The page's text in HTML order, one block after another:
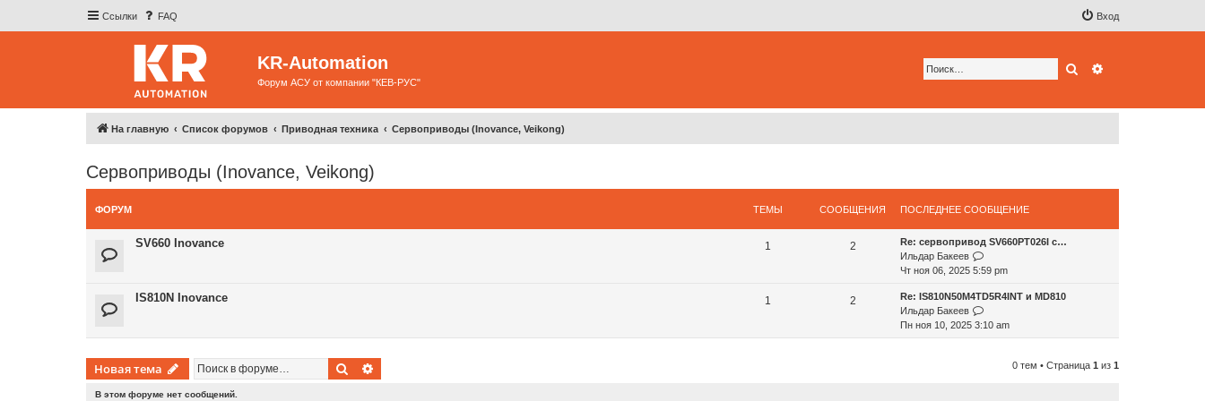
Ссылки FAQ Вход
KR-Automation
Форум АСУ от компании "КЕВ-РУС"
Поиск
На главную Список форумов Приводная техника Сервоприводы (Inovance, Veikong)
Сервоприводы (Inovance, Veikong)
ФОРУМ ТЕМЫ СООБЩЕНИЯ ПОСЛЕДНЕЕ СООБЩЕНИЕ
SV660 Inovance 1 2
Re: сервопривод SV660PT026I с…
Ильдар Бакеев
е
е
т
и
Чт ноя 06, 2025 5:59 pm
IS810N Inovance 1 2
Re: IS810N50M4TD5R4INT и MD810
Ильдар Бакеев
е
р
Пн ноя 10, 2025 3:10 am
Новая тема Поиск 0 тем • Страница 1 из 1
В этом форуме нет сообщений.